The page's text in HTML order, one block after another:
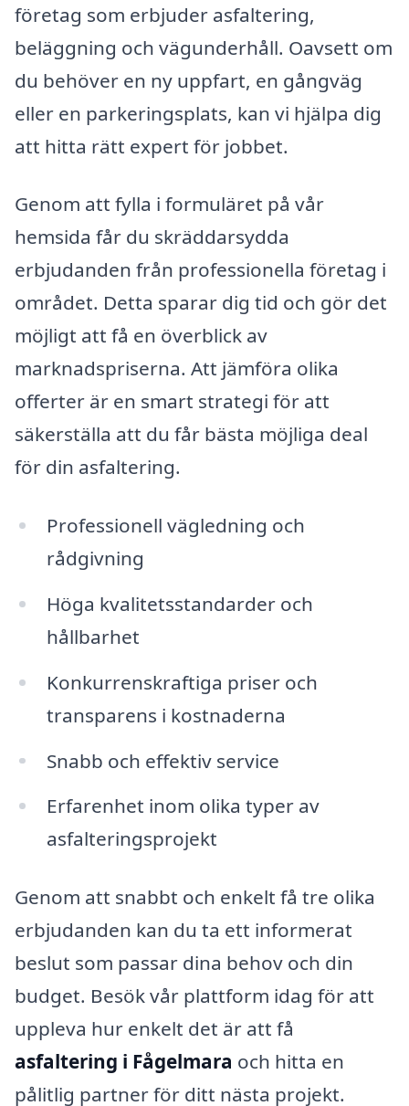
företag som erbjuder asfaltering,
beläggning och vägunderhåll. Oavsett om
du behöver en ny uppfart, en gångväg
eller en parkeringsplats, kan vi hjälpa dig
att hitta rätt expert för jobbet.
Genom att fylla i formuläret på vår
hemsida får du skräddarsydda
erbjudanden från professionella företag i
området. Detta sparar dig tid och gör det
möjligt att få en överblick av
marknadspriserna. Att jämföra olika
offerter är en smart strategi för att
säkerställa att du får bästa möjliga deal
för din asfaltering.
Professionell vägledning och
rådgivning
Höga kvalitetsstandarder och
hållbarhet
Konkurrenskraftiga priser och
transparens i kostnaderna
Snabb och effektiv service
Erfarenhet inom olika typer av
asfalteringsprojekt
Genom att snabbt och enkelt få tre olika
erbjudanden kan du ta ett informerat
beslut som passar dina behov och din
budget. Besök vår plattform idag för att
uppleva hur enkelt det är att få
asfaltering i Fågelmara och hitta en
pålitlig partner för ditt nästa projekt.